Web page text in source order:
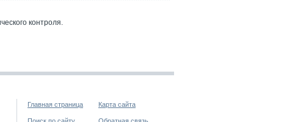
контроля.
Главная страница Карта сайта